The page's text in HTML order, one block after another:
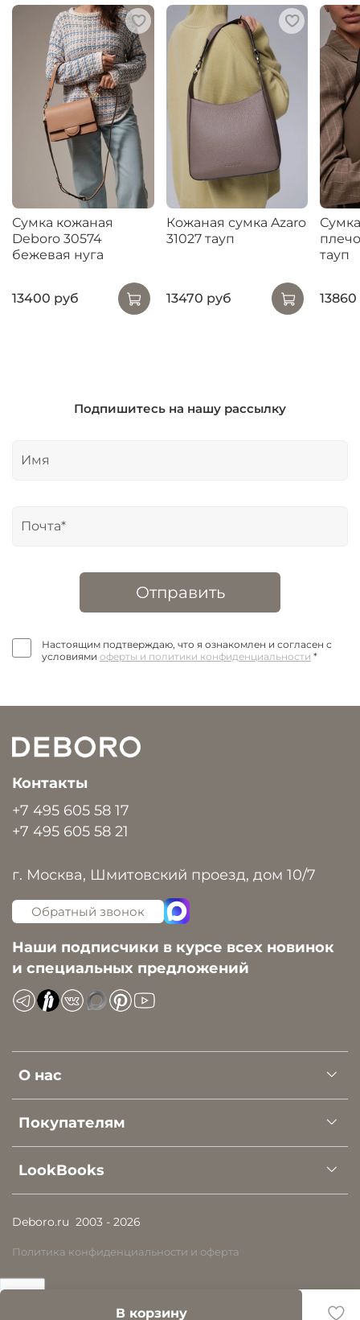
В корзину
Сумка кожаная
Deboro 30574
бежевая нуга
13400 руб
Кожаная сумка Azaro
31027 тауп
13470 руб
тауп
Подпишитесь на нашу рассылку
Отправить
Настоящим подтверждаю, что я ознакомлен и согласен с
условиями оферты и политики конфиденциальности *
О нас
Покупателям
LookBooks
Контакты
+7 495 605 58 17
+7 495 605 58 21
г. Москва, Шмитовский проезд, дом 10/7
Обратный звонок
Наши подписчики в курсе всех новинок
и специальных предложений
Deboro.ru 2003 - 2026
Политика конфиденциальности и оферта